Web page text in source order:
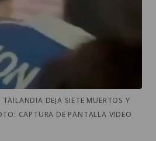
DEJA SIETE MUERTOS Y
CAPTURA DE PANTALLA VIDEO